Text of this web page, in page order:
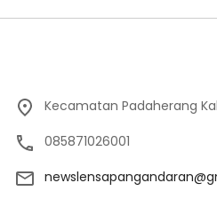
Kecamatan Padaherang
085871026001